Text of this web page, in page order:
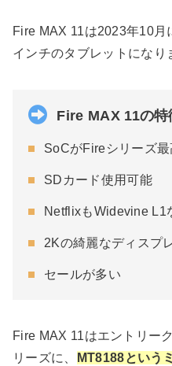
Fire MAX 11は2023年10
インチのタブレットになり
Fire MAX 11の特
SoCがFireシリーズ
SDカード使用可能
NetflixもWidevine L1
2Kの綺麗なディスプ
セールが多い
Fire MAX 11はエントリー
リーズに、
MT8188という